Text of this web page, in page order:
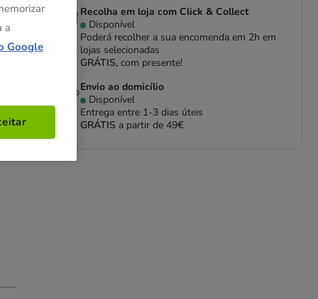
Recolha em loja com Click & Collect
Disponível
Poderá recolher a sua encomenda em 2h em
lojas selecionadas
GRÁTIS,com presente!
Envio ao domicílio
Disponível
Entrega entre 1-3 dias úteis
GRÁTIS a partir de 49€
a
Google